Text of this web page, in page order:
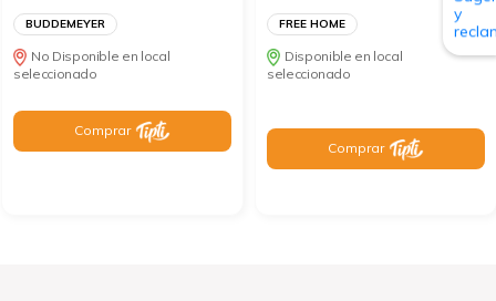
BUDDEMEYER
No Disponible en local
seleccionado
Comprar
FREE HOME
Disponible en local
seleccionado
Comprar